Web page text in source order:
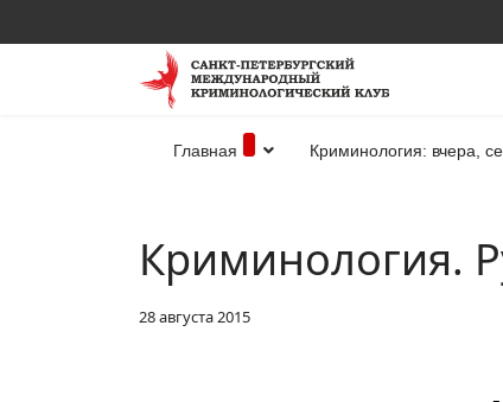
Главная Криминология: вчера,
Криминология.
28 августа 2015